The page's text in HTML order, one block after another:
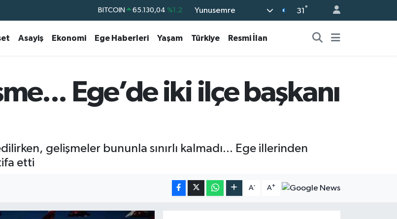
DOLAR 47,7106 %0.17
BİST100 13.773 %-19
BITCOIN 65.130,04 %1.2
Yunusemre 31 °
Asayiş Ekonomi Ege Haberleri Yaşam Türkiye Resmi İlan
Ege’de iki ilçe başkanı
gelişmeler bununla sınırlı kalmadı... Ege illerinden
etti
A- A+